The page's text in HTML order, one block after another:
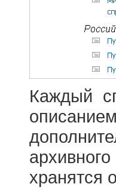
Каждый
хранятся